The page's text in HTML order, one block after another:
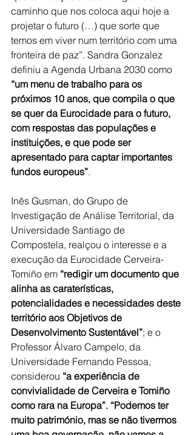
caminho que nos coloca aqui hoje a
projetar o futuro (…) que sorte que
temos em viver num território com uma
fronteira de paz”. Sandra Gonzalez
definiu a Agenda Urbana 2030 como
“um menu de trabalho para os
próximos 10 anos, que compila o que
se quer da Eurocidade para o futuro,
com respostas das populações e
instituições, e que pode ser
apresentado para captar importantes
fundos europeus”.
Inês Gusman, do Grupo de
Investigação de Análise Territorial, da
Universidade Santiago de
Compostela, realçou o interesse e a
execução da Eurocidade Cerveira-
Tomiño em “redigir um documento que
alinha as caraterísticas,
potencialidades e necessidades deste
território aos Objetivos de
Desenvolvimento Sustentável”; e o
Professor Álvaro Campelo, da
Universidade Fernando Pessoa,
considerou “a experiência de
convivialidade de Cerveira e Tomiño
como rara na Europa”. “Podemos ter
muito património, mas se não tivermos